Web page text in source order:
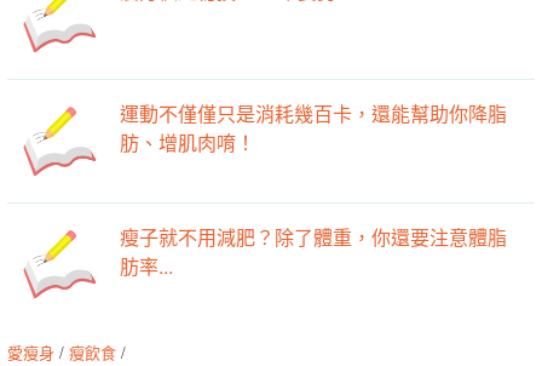
運動不僅僅只是消耗幾百卡，還能幫助你降脂
肪、增肌肉唷！
瘦子就不用減肥？除了體重，你還要注意體脂
肪率...
愛瘦身 / 瘦飲食 /